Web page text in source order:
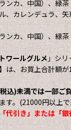
ンカ、中国）、緑
、カレンデュラ、
ンカ、中国）、緑
ワールグルメ」シリ
は、お買上合計額が
込)未満では一部ご
す。(21000円以上
代引き」または「